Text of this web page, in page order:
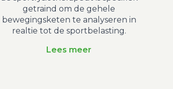
getraind om de gehele
bewegingsketen te analyseren in
realtie tot de sportbelasting.
Lees meer